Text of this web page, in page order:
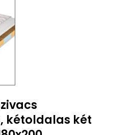
kétoldalas két